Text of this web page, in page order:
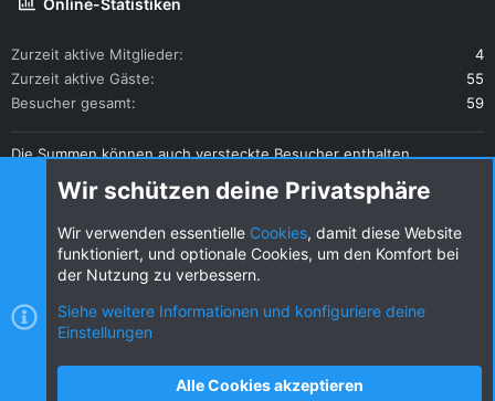
Online-Statistiken
Zurzeit aktive Mitglieder
4
Zurzeit aktive Gäste
55
Besucher gesamt
59
Die Summen können auch versteckte Besucher enthalten.
Diese Seite teilen
Nutzungsbedingungen Datenschutz
Wir schützen deine Privatsphäre
Wir verwenden essentielle Cookies, damit diese Website
funktioniert, und optionale Cookies, um den Komfort bei
der Nutzung zu verbessern.
Siehe weitere Informationen und konfiguriere deine
Einstellungen
Alle Cookies akzeptieren